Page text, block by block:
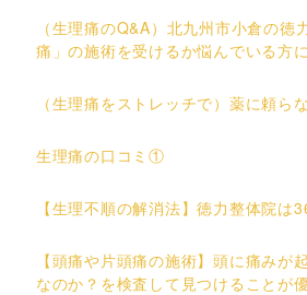
（生理痛のQ&A）北九州市小倉の徳
痛」の施術を受けるか悩んでいる方
（生理痛をストレッチで）薬に頼ら
生理痛の口コミ①
【生理不順の解消法】徳力整体院は
【頭痛や片頭痛の施術】頭に痛みが
なのか？を検査して見つけることが